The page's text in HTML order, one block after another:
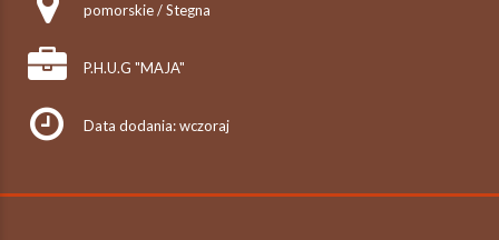
pomorskie / Stegna
P.H.U.G "MAJA"
Data dodania: wczoraj